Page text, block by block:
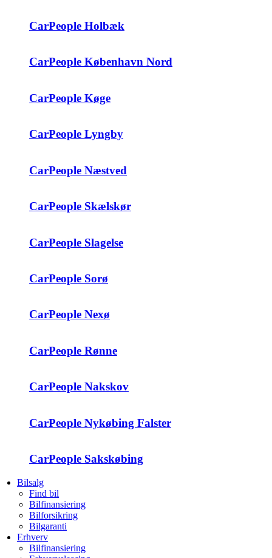
CarPeople Holbæk
CarPeople København Nord
CarPeople Køge
CarPeople Lyngby
CarPeople Næstved
CarPeople Skælskør
CarPeople Slagelse
CarPeople Sorø
CarPeople Nexø
CarPeople Rønne
CarPeople Nakskov
CarPeople Nykøbing Falster
CarPeople Sakskøbing
Bilsalg
Find bil
Bilfinansiering
Bilforsikring
Bilgaranti
Erhverv
Bilfinansiering